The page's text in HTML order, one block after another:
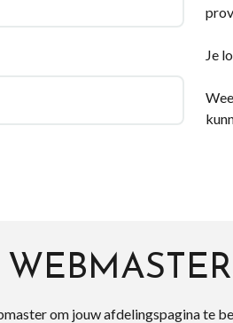
Je
om jouw afdelingspagina te